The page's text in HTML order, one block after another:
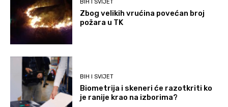
BIH I SVIJET
Zbog velikih vrućina povećan broj
požara u TK
BIH I SVIJET
Biometrija i skeneri će razotkriti ko
je ranije krao na izborima?